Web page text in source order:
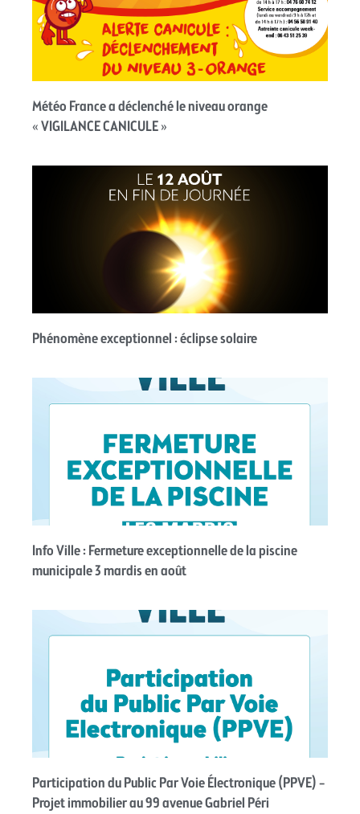
Météo France a déclenché le niveau orange
« VIGILANCE CANICULE »
Phénomène exceptionnel : éclipse solaire
Info Ville : Fermeture exceptionnelle de la piscine
municipale 3 mardis en août
Participation du Public Par Voie Électronique (PPVE) –
Projet immobilier au 99 avenue Gabriel Péri